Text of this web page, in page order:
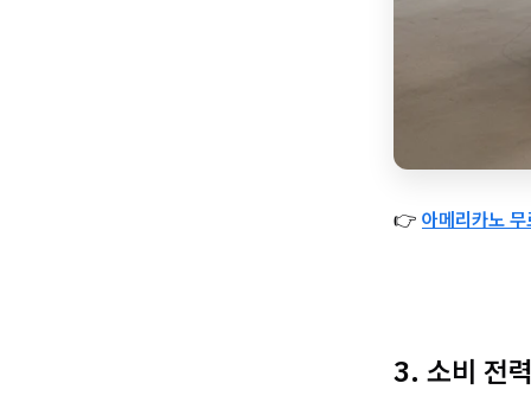
👉 아메리카노
3. 소비 전